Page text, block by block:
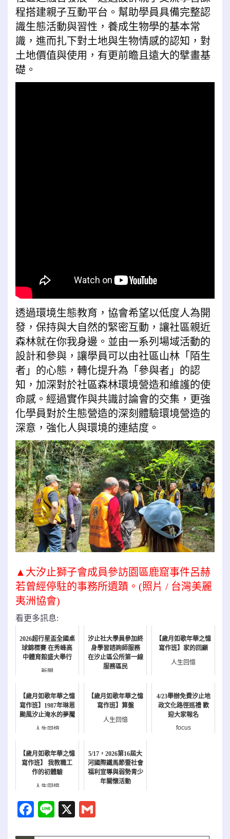
程搭建親子互動平台。幫助學員具備完整認
識生態活動與習性，養成生物學的基本常
識，進而扎下對土地與生物情感的認知，對
土地價值與使用，有更前瞻且遠大的擘畫基
礎。
透過環境生態教育，協會希望以低度人為開
發，保持與大自然的緊密互動，讓社區親近
森林就在你我身邊。並由一系列場域活動的
設計和參與，讓學員可以由社區山林「陌生
者」的心態，轉化提升為「參與者」的認
知，加深對於社區森林環境營造和維護的使
命感。經過實作與共識討論會的交集，更強
化學員對於生態營造的深刻體驗環境營造的
深意，強化人與環境的連結度。
▲大汐止獅子會成員參訪園區鹿窟事件呂赫
若曾經停駐的事務所遺蹟。(照片 / 台灣美麗
夷洲協會)
看更多訊息:
2026超行星盃全國桌
球錦標賽 在秀峰高
中體育館盛大舉行
新聞
汐止社大學員參加終
身學習諮詢師服務
在汐止區公所第一線
服務區民
【歲月如歌年華之憶
寫作班】家的回顧
人生回憶
【歲月如歌年華之憶
寫作班】1987年琳恩
颱風汐止淹水的夢魘
人生回憶
【歲月如歌年華之憶
寫作班】算盤
人生回憶
4/23舉辦免費汐止地
政文化路徑巡禮 歡
迎大家報名
focus
【歲月如歌年華之憶
寫作班】 我教職工
作的初體驗
人生回憶
5/17，2026第16屆大
河國際鐵馬節暨社會
福利宣導與弱勢青少
年關懷活動
Facebook
LineX